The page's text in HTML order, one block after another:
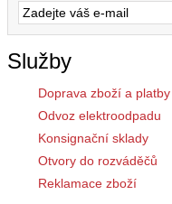
Služby
Doprava zboží a platby
Odvoz elektroodpadu
Konsignační sklady
Otvory do rozváděčů
Reklamace zboží